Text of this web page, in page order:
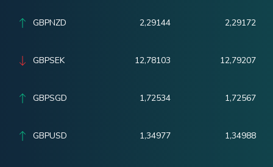
GBPNZD 2,29144 2,29172
GBPSEK 12,78103 12,79207
GBPSGD 1,72534 1,72567
GBPUSD 1,34977 1,34988